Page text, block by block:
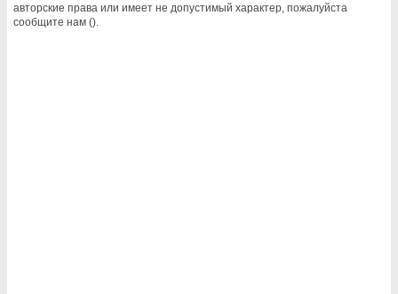
авторские права или имеет не допустимый характер, пожалуйста
сообщите нам ().